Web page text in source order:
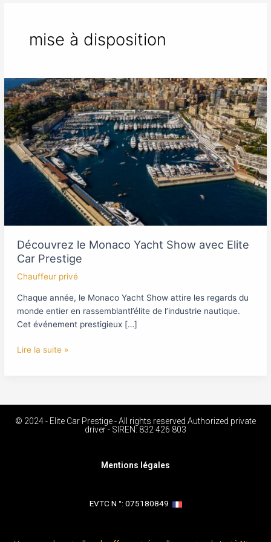
mise à disposition
Découvrez le Monaco Yacht Show avec Elite
Car Prestige
Chauffeur privé
Chaque année, le Monaco Yacht Show attire les regards du
monde entier en rassemblantl’élite de l’industrie nautique.
Cet événement prestigieux […]
Découvrez
le
Monaco
Yacht
Show
avec
Elite
Lire la suite »
© 2024 - Elite Car Prestige - All rights reserved Authorized private
driver - SIREN: 832 426 803
Mentions légales
EVTC N °: 075180849 ​